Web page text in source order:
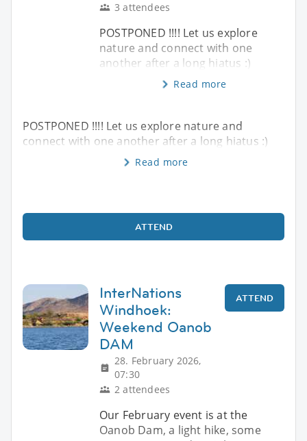
3 attendees
POSTPONED !!!! Let us explore
nature and connect with one
another after a long hiatus :)
Read more
POSTPONED !!!! Let us explore nature and
connect with one another after a long hiatus :)
Read more
ATTEND
InterNations
Windhoek:
Weekend Oanob
DAM
28. February 2026,
07:30
2 attendees
ATTEND
Our February event is at the
Oanob Dam, a light hike, some